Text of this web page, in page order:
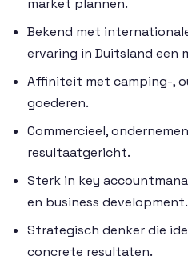
market plannen.
Bekend met
ervaring in Duitsland een
Affiniteit met camping-,
goederen.
Commercieel,
resultaatgericht.
Sterk in key
en business development.
Strategisch denker die
concrete resultaten.